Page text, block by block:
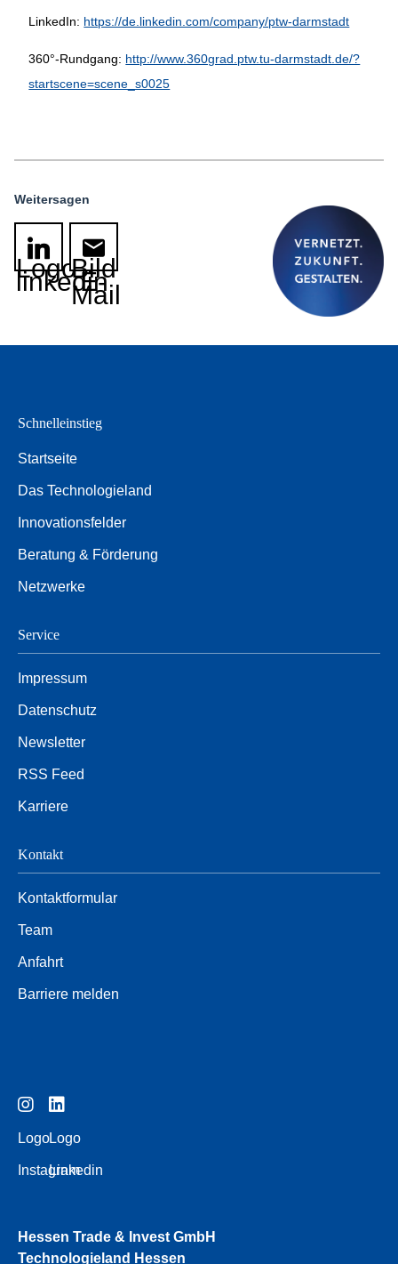
LinkedIn: https://de.linkedin.com/company/ptw-darmstadt
360°-Rundgang: http://www.360grad.ptw.tu-darmstadt.de/?
startscene=scene_s0025
Weitersagen
Logo
linkedin
Bild
E-
Mail
Schnelleinstieg
Startseite
Das Technologieland
Innovationsfelder
Beratung & Förderung
Netzwerke
Service
Impressum
Datenschutz
Newsletter
RSS Feed
Karriere
Kontakt
Kontaktformular
Team
Anfahrt
Barriere melden
Logo
Instagram
Logo
Linkedin
Hessen Trade & Invest GmbH
Technologieland Hessen